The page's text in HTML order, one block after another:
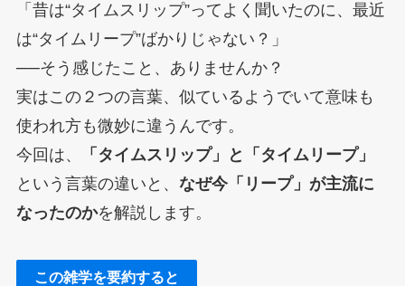
「昔は“タイムスリップ”ってよく聞いたのに、最近
は“タイムリープ”ばかりじゃない？」
──そう感じたこと、ありませんか？
実はこの２つの言葉、似ているようでいて意味も
使われ方も微妙に違うんです。
今回は、
「タイムスリップ」と「タイムリープ」
という言葉の違いと、 なぜ今「リープ」が主流に
なったのかを解説します。
この雑学を要約すると